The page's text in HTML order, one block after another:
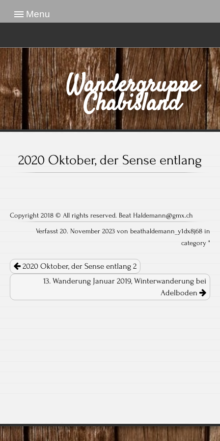
Menu
Wandergruppe
Chabisland
2020 Oktober, der Sense entlang
Copyright 2018 © All rights reserved. Beat Haldemann@gmx.ch
Verfasst 20. November 2023 von beathaldemann_y1dx8j68 in
category "
Post navigation
2020 Oktober, der Sense entlang 2
13. Wanderung Januar 2019, Winterwanderung bei
Adelboden